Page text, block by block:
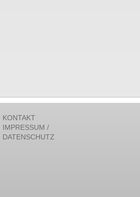
KONTAKT
IMPRESSUM /
DATENSCHUTZ